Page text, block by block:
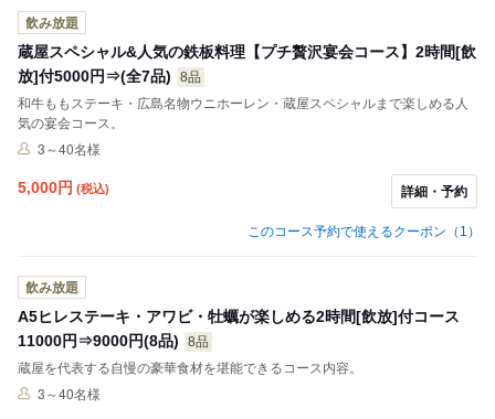
飲み放題
蔵屋スペシャル&人気の鉄板料理【プチ贅沢宴会コース】2時間[飲
放]付5000円⇒(全7品)
8品
和牛ももステーキ・広島名物ウニホーレン・蔵屋スペシャルまで楽しめる人
気の宴会コース。
3～40名様
5,000円 (税込) 詳細・予約
このコース予約で使えるクーポン（1）
飲み放題
A5ヒレステーキ・アワビ・牡蠣が楽しめる2時間[飲放]付コース
11000円⇒9000円(8品)
8品
蔵屋を代表する自慢の豪華食材を堪能できるコース内容。
3～40名様